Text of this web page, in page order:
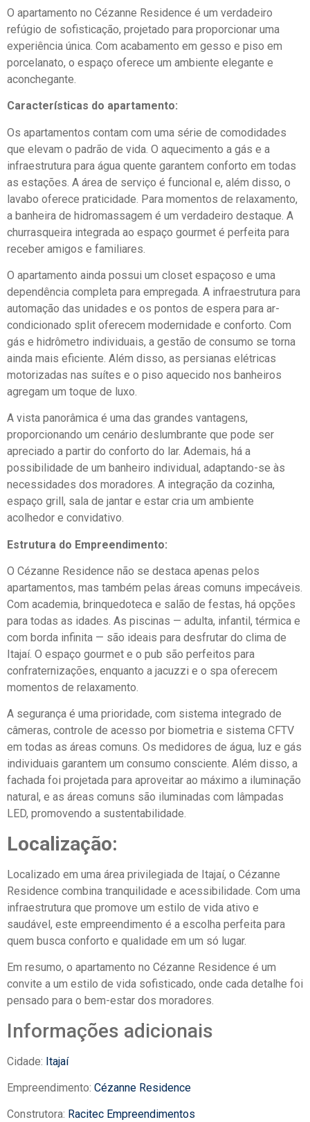
O apartamento no Cézanne Residence é um verdadeiro
refúgio de sofisticação, projetado para proporcionar uma
experiência única. Com acabamento em gesso e piso em
porcelanato, o espaço oferece um ambiente elegante e
aconchegante.
Características do apartamento:
Os apartamentos contam com uma série de comodidades
que elevam o padrão de vida. O aquecimento a gás e a
infraestrutura para água quente garantem conforto em todas
as estações. A área de serviço é funcional e, além disso, o
lavabo oferece praticidade. Para momentos de relaxamento,
a banheira de hidromassagem é um verdadeiro destaque. A
churrasqueira integrada ao espaço gourmet é perfeita para
receber amigos e familiares.
O apartamento ainda possui um closet espaçoso e uma
dependência completa para empregada. A infraestrutura para
automação das unidades e os pontos de espera para ar-
condicionado split oferecem modernidade e conforto. Com
gás e hidrômetro individuais, a gestão de consumo se torna
ainda mais eficiente. Além disso, as persianas elétricas
motorizadas nas suítes e o piso aquecido nos banheiros
agregam um toque de luxo.
A vista panorâmica é uma das grandes vantagens,
proporcionando um cenário deslumbrante que pode ser
apreciado a partir do conforto do lar. Ademais, há a
possibilidade de um banheiro individual, adaptando-se às
necessidades dos moradores. A integração da cozinha,
espaço grill, sala de jantar e estar cria um ambiente
acolhedor e convidativo.
Estrutura do Empreendimento:
O Cézanne Residence não se destaca apenas pelos
apartamentos, mas também pelas áreas comuns impecáveis.
Com academia, brinquedoteca e salão de festas, há opções
para todas as idades. As piscinas — adulta, infantil, térmica e
com borda infinita — são ideais para desfrutar do clima de
Itajaí. O espaço gourmet e o pub são perfeitos para
confraternizações, enquanto a jacuzzi e o spa oferecem
momentos de relaxamento.
A segurança é uma prioridade, com sistema integrado de
câmeras, controle de acesso por biometria e sistema CFTV
em todas as áreas comuns. Os medidores de água, luz e gás
individuais garantem um consumo consciente. Além disso, a
fachada foi projetada para aproveitar ao máximo a iluminação
natural, e as áreas comuns são iluminadas com lâmpadas
LED, promovendo a sustentabilidade.
Localização:
Localizado em uma área privilegiada de Itajaí, o Cézanne
Residence combina tranquilidade e acessibilidade. Com uma
infraestrutura que promove um estilo de vida ativo e
saudável, este empreendimento é a escolha perfeita para
quem busca conforto e qualidade em um só lugar.
Em resumo, o apartamento no Cézanne Residence é um
convite a um estilo de vida sofisticado, onde cada detalhe foi
pensado para o bem-estar dos moradores.
Informações adicionais
Cidade: Itajaí
Empreendimento: Cézanne Residence
Construtora: Racitec Empreendimentos